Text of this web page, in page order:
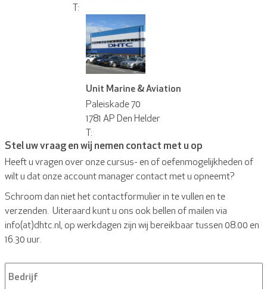
T:
Unit Marine & Aviation
Paleiskade 70
1781 AP Den Helder
T:
Stel uw vraag en wij nemen contact met u op
Heeft u vragen over onze cursus- en of oefenmogelijkheden of
wilt u dat onze account manager contact met u opneemt?
Schroom dan niet het contactformulier in te vullen en te
verzenden. Uiteraard kunt u ons ook bellen of mailen via
info(at)dhtc.nl, op werkdagen zijn wij bereikbaar tussen 08.00 en
16.30 uur.
Bedrijfsnaam